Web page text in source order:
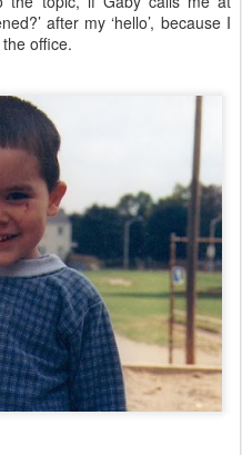
after my ‘hello’, because I
office.